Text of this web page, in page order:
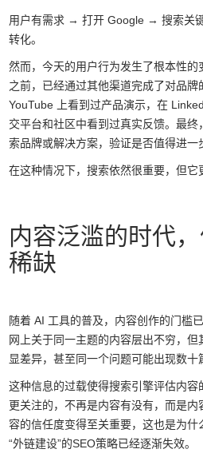
用户有需求 → 打开 Google → 搜索关
转化。
然而，今天的用户行为发生了根本性
之前，已经通过其他渠道完成了对品牌
YouTube 上看到过产品演示，在
交平台和社区中看到过真实反馈。最
索品牌或解决方案，验证是否值得进一
在这种情况下，搜索依然很重要，但它
内容泛滥的时代
稀缺
随着 AI 工具的普及，内容创作的门槛
网上关于同一主题的内容层出不穷，
显差异，甚至同一个问题可能出现数十
这种信息的过载使得搜索引擎评估内
更关注的，不再是内容有没有，而是
容的信任度变得至关重要，这也是为什
“外链建设”的SEO策略已经逐渐失效。